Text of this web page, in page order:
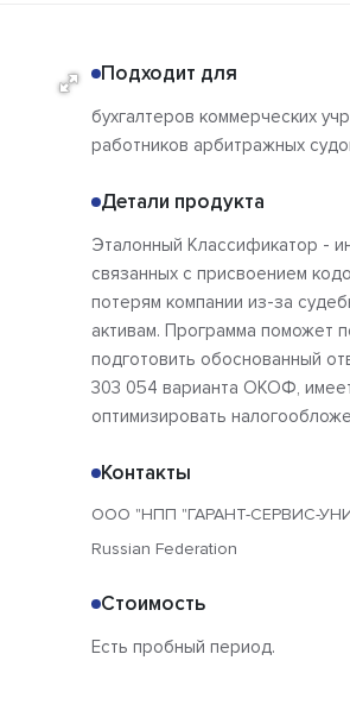
Подходит для
бухгалтеров коммерческих
работников арбитражных
Детали продукта
Эталонный Классификатор -
связанных с присвоением
потерям компании из-за
активам. Программа поможет
подготовить обоснованный
303 054 варианта ОКОФ,
оптимизировать
Контакты
ООО "НПП "ГАРАНТ-СЕРВИС-
Russian Federation
Стоимость
Есть пробный период.